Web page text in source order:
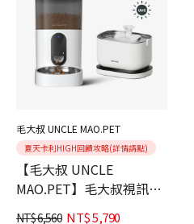
毛大叔 UNCLE MAO.PET
夏天卡利HIGH回饋攻略(詳情請點)
【毛大叔 UNCLE
MAO.PET】毛大叔視訊餵
食器(黑色)+PETLIBRO 清
NT$6,560 NT$5,790